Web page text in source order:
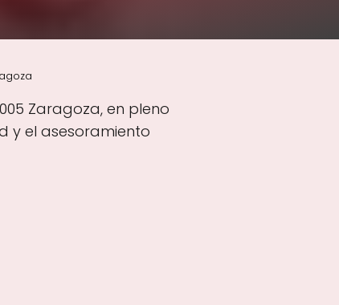
Zaragoza, en pleno
y el asesoramiento